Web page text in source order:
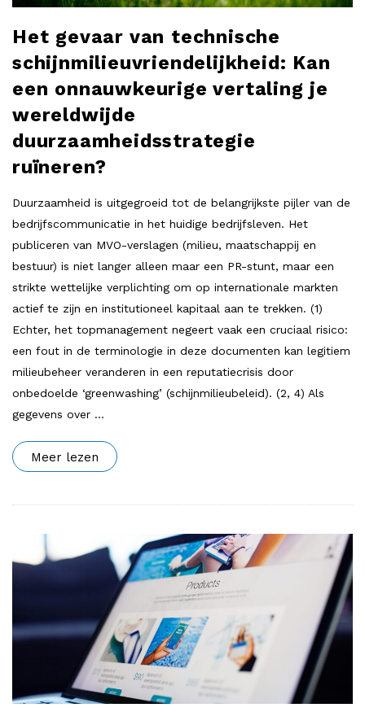
Het gevaar van technische
schijnmilieuvriendelijkheid: Kan
een onnauwkeurige vertaling je
wereldwijde
duurzaamheidsstrategie
ruïneren?
Duurzaamheid is uitgegroeid tot de belangrijkste pijler van de
bedrijfscommunicatie in het huidige bedrijfsleven. Het
publiceren van MVO-verslagen (milieu, maatschappij en
bestuur) is niet langer alleen maar een PR-stunt, maar een
strikte wettelijke verplichting om op internationale markten
actief te zijn en institutioneel kapitaal aan te trekken. (1)
Echter, het topmanagement negeert vaak een cruciaal risico:
een fout in de terminologie in deze documenten kan legitiem
milieubeheer veranderen in een reputatiecrisis door
onbedoelde ‘greenwashing’ (schijnmilieubeleid). (2, 4) Als
gegevens over …
Meer lezen